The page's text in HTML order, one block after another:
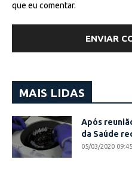
que eu comentar.
MAIS LIDAS
Após
da Saúde
05/03/2020 09:45